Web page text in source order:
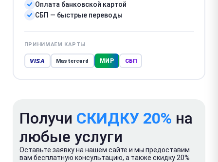
Оплата банковской картой
СБП — быстрые переводы
ПРИНИМАЕМ КАРТЫ
VISA Mastercard МИР СБП
Получи СКИДКУ 20% на
любые услуги
Оставьте заявку на нашем сайте и мы предоставим
вам бесплатную консультацию, а также скидку 20%